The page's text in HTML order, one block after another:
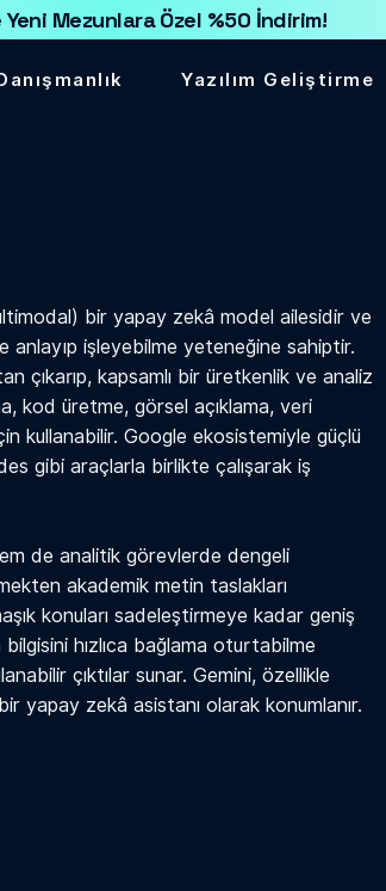
Mezunlara Özel %50 İndirim!
Yazılım Geliştirme
bir yapay zekâ model ailesidir ve
işleyebilme yeteneğine sahiptir.
çıkarıp, kapsamlı bir üretkenlik ve analiz
kod üretme, görsel açıklama, veri
kullanabilir. Google ekosistemiyle güçlü
gibi araçlarla birlikte çalışarak iş
de analitik görevlerde dengeli
akademik metin taslakları
konuları sadeleştirmeye kadar geniş
bilgisini hızlıca bağlama oturtabilme
çıktılar sunar. Gemini, özellikle
yapay zekâ asistanı olarak konumlanır.